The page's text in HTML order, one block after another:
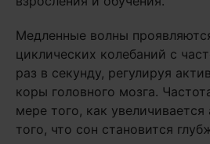
Медленные волны
циклических колебаний с
раз в секунду, регулируя
коры головного мозга.
мере того, как увеличивается
того, что сон становится